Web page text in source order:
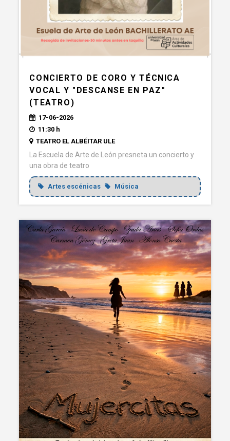
CONCIERTO DE CORO Y TÉCNICA
VOCAL Y "DESCANSE EN PAZ"
(TEATRO)
17-06-2026
11:30 h
TEATRO EL ALBÉITAR ULE
La Escuela de Arte de León presneta un concierto y
una obra de teatro
Artes escénicas Música